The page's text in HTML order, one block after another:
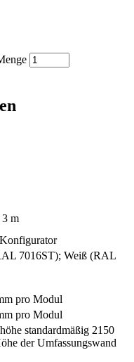
m
7016ST); Weiß (RAL
pro Modul
pro Modul
standardmäßig 2150
der Umfassungswand